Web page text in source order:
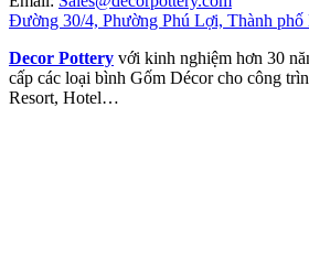
Đường 30/4, Phường Phú Lợi, Thành
Decor Pottery với kinh nghiệm hơn 30
cấp các loại bình Gốm Décor cho công
Resort, Hotel…